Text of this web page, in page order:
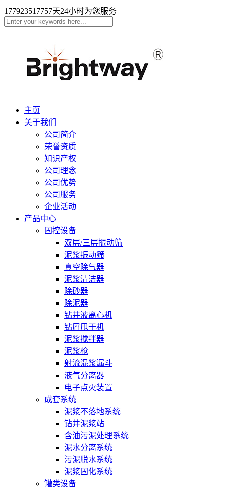
177923517757天24小时为您服务
主页
关于我们
公司简介
荣誉资质
知识产权
公司理念
公司优势
公司服务
企业活动
产品中心
固控设备
双层/三层振动筛
泥浆振动筛
真空除气器
泥浆清洁器
除砂器
除泥器
钻井液离心机
钻屑甩干机
泥浆搅拌器
泥浆枪
射流混浆漏斗
液气分离器
电子点火装置
成套系统
泥浆不落地系统
钻井泥浆站
含油污泥处理系统
泥水分离系统
污泥脱水系统
泥浆固化系统
罐类设备